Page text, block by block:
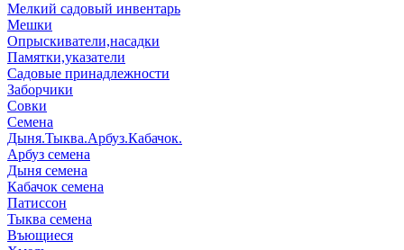
Мелкий садовый инвентарь
Мешки
Опрыскиватели,насадки
Памятки,указатели
Садовые принадлежности
Заборчики
Совки
Семена
Дыня.Тыква.Арбуз.Кабачок.
Арбуз семена
Дыня семена
Кабачок семена
Патиссон
Тыква семена
Въющиеся